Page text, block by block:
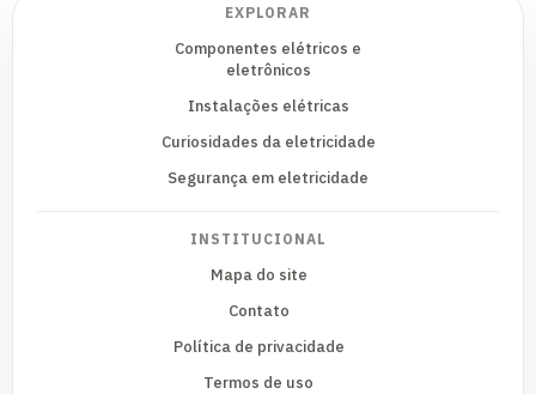
EXPLORAR
Componentes elétricos e
eletrônicos
Instalações elétricas
Curiosidades da eletricidade
Segurança em eletricidade
INSTITUCIONAL
Mapa do site
Contato
Política de privacidade
Termos de uso